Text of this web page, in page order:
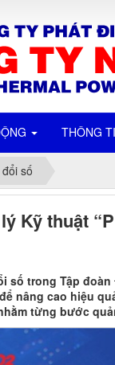
THÔNG
số
Kỹ thuật
trong Tập
nâng cao hiệu
từng bước